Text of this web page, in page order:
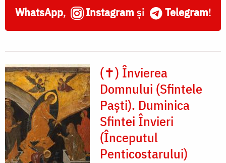
WhatsApp, Instagram și Telegram!
(✝) Învierea
Domnului (Sfintele
Paști). Duminica
Sfintei Învieri
(Începutul
Penticostarului)